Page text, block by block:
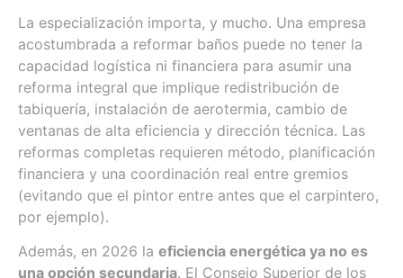
La especialización importa, y mucho. Una empresa
acostumbrada a reformar baños puede no tener la
capacidad logística ni financiera para asumir una
reforma integral que implique redistribución de
tabiquería, instalación de aerotermia, cambio de
ventanas de alta eficiencia y dirección técnica. Las
reformas completas requieren método, planificación
financiera y una coordinación real entre gremios
(evitando que el pintor entre antes que el carpintero,
por ejemplo).
Además, en 2026 la eficiencia energética ya no es
una opción secundaria. El Consejo Superior de los